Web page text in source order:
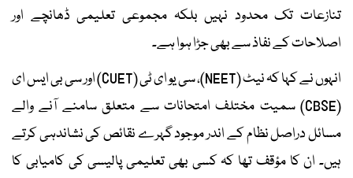
تنازعات تک محدود نہیں بلکہ مجموعی تعلیمی ڈھانچے اور
اصلاحات کے نفاذ سے بھی جڑا ہوا ہے۔
انہوں نے کہا کہ نیٹ (NEET)، سی یو ای ٹی (CUET) اور سی بی ایس ای
(CBSE) سمیت مختلف امتحانات سے متعلق سامنے آنے والے
مسائل دراصل نظام کے اندر موجود گہرے نقائص کی نشاندہی کرتے
ہیں۔ ان کا مؤقف تھا کہ کسی بھی تعلیمی پالیسی کی کامیابی کا